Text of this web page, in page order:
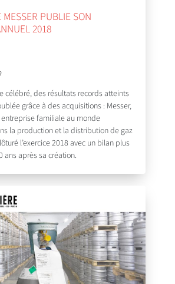
PUBLIE SON
2018
célébré, des résultats records atteints
grâce à des acquisitions : Messer,
familiale au monde
la production et la distribution de gaz
l’exercice 2018 avec un bilan plus
ans après sa création.